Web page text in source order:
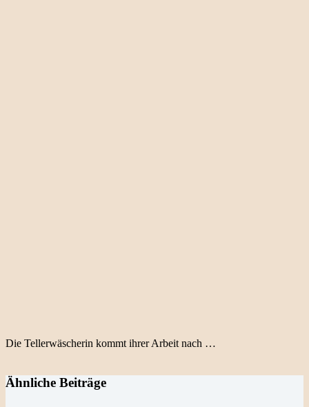
Die Tellerwäscherin kommt ihrer Arbeit nach …
Ähnliche Beiträge